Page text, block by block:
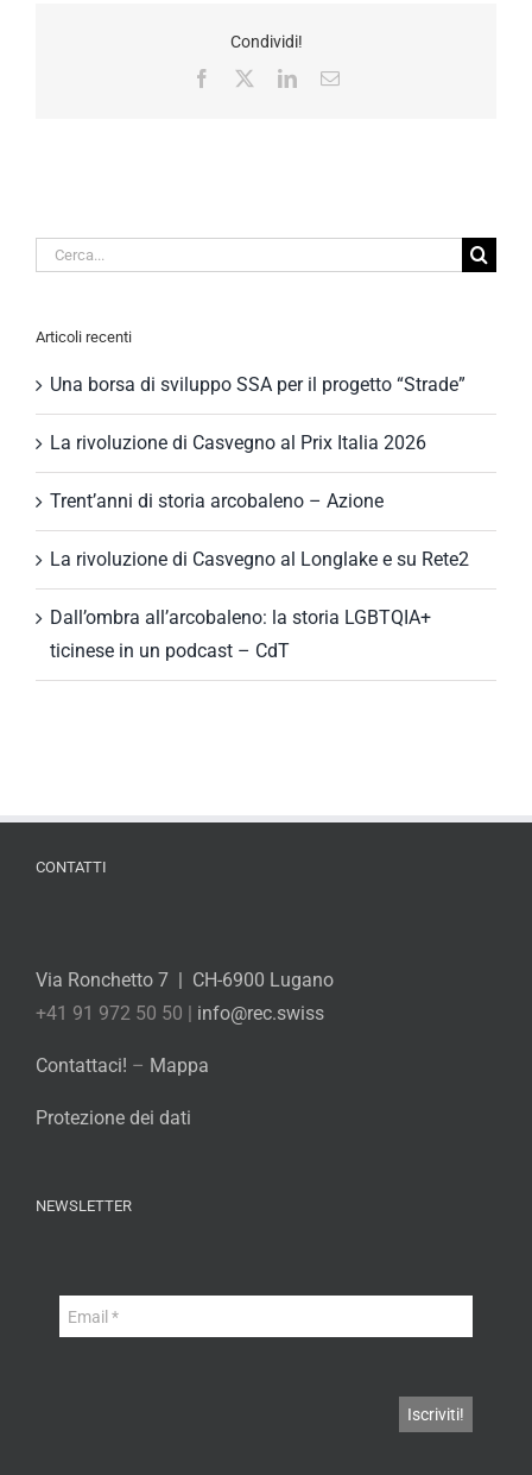
Condividi!
Facebook
LinkedInEmail
Cerca
Articoli recenti
Una borsa di sviluppo SSA per il progetto “Strade”
La rivoluzione di Casvegno al Prix Italia 2026
Trent’anni di storia arcobaleno – Azione
La rivoluzione di Casvegno al Longlake e su Rete2
Dall’ombra all’arcobaleno: la storia LGBTQIA+
ticinese in un podcast – CdT
CONTATTI
Via Ronchetto 7 | CH-6900 Lugano
+41 91 972 50 50 | info@rec.swiss
Contattaci! – Mappa
Protezione dei dati
NEWSLETTER